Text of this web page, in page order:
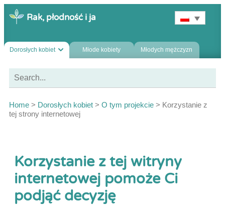
Rak, płodność i ja
Dorosłych kobiet Młode kobiety Młodych mężczyzn
Home > Dorosłych kobiet > O tym projekcie > Korzystanie z
tej strony internetowej
Korzystanie z tej witryny
internetowej pomoże Ci
podjąć decyzję